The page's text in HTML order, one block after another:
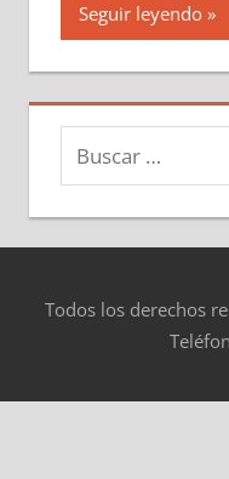
Seguir leyendo
Buscar:
Todos los derechos